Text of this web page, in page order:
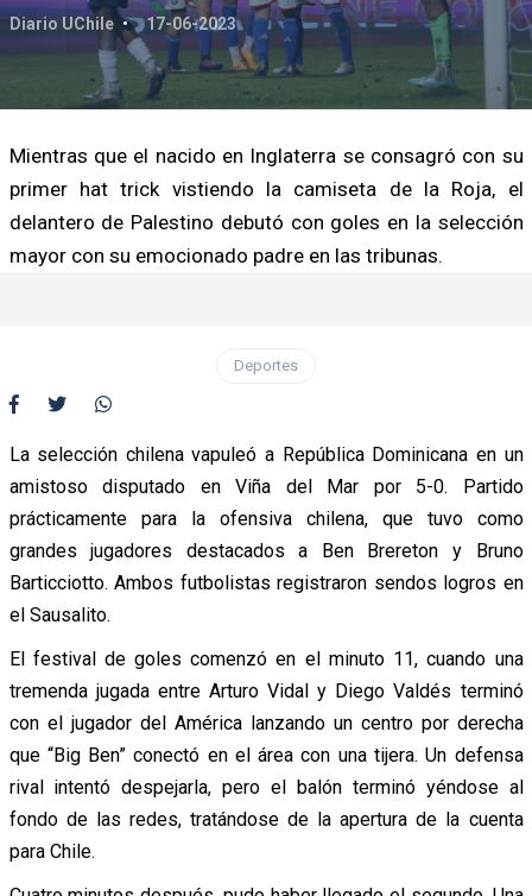
Diario UChile 17-06-2023
Mientras que el nacido en Inglaterra se consagró con su
primer hat trick vistiendo la camiseta de la Roja, el
delantero de Palestino debutó con goles en la selección
mayor con su emocionado padre en las tribunas.
Deportes
La selección chilena vapuleó a República Dominicana en un
amistoso disputado en Viña del Mar por 5-0. Partido
prácticamente para la ofensiva chilena, que tuvo como
grandes jugadores destacados a Ben Brereton y Bruno
Barticciotto. Ambos futbolistas registraron sendos logros en
el Sausalito.
El festival de goles comenzó en el minuto 11, cuando una
tremenda jugada entre Arturo Vidal y Diego Valdés terminó
con el jugador del América lanzando un centro por derecha
que “Big Ben” conectó en el área con una tijera. Un defensa
rival intentó despejarla, pero el balón terminó yéndose al
fondo de las redes, tratándose de la apertura de la cuenta
para Chile.